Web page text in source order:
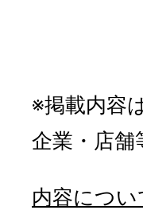
※掲載内容
企業・店
内容につ